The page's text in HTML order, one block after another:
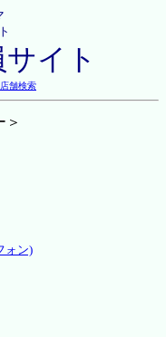
イト
店舗検索
＞
ォン)